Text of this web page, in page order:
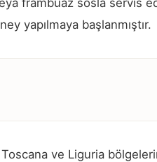
frambuaz sosla servis
yapılmaya başlanmıştır.
ve Liguria